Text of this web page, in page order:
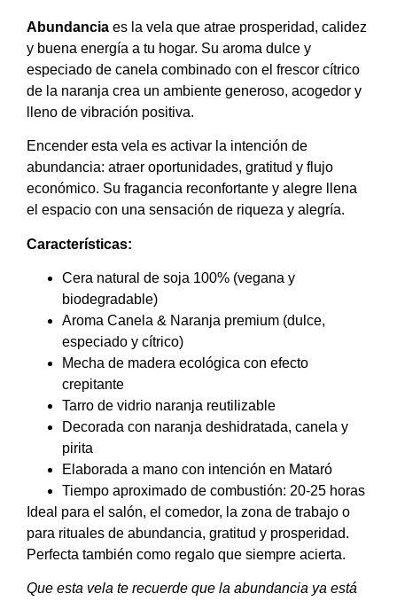
Abundancia es la vela que atrae prosperidad, calidez
y buena energía a tu hogar. Su aroma dulce y
especiado de canela combinado con el frescor cítrico
de la naranja crea un ambiente generoso, acogedor y
lleno de vibración positiva.
Encender esta vela es activar la intención de
abundancia: atraer oportunidades, gratitud y flujo
económico. Su fragancia reconfortante y alegre llena
el espacio con una sensación de riqueza y alegría.
Características:
Cera natural de soja 100% (vegana y
biodegradable)
Aroma Canela & Naranja premium (dulce,
especiado y cítrico)
Mecha de madera ecológica con efecto
crepitante
Tarro de vidrio naranja reutilizable
Decorada con naranja deshidratada, canela y
pirita
Elaborada a mano con intención en Mataró
Tiempo aproximado de combustión: 20-25 horas
Ideal para el salón, el comedor, la zona de trabajo o
para rituales de abundancia, gratitud y prosperidad.
Perfecta también como regalo que siempre acierta.
Que esta vela te recuerde que la abundancia ya está